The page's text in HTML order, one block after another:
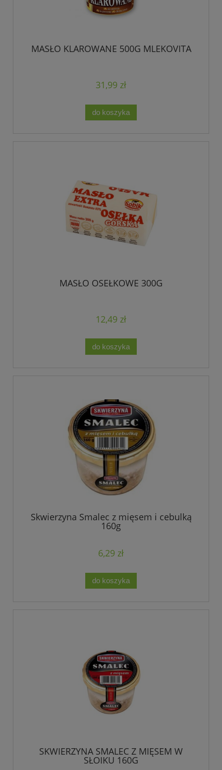
MASŁO KLAROWANE 500G MLEKOVITA
31,99 zł
do koszyka
MASŁO OSEŁKOWE 300G
12,49 zł
do koszyka
Skwierzyna Smalec z mięsem i cebulką
160g
6,29 zł
do koszyka
SKWIERZYNA SMALEC Z MIĘSEM W
SŁOIKU 160G